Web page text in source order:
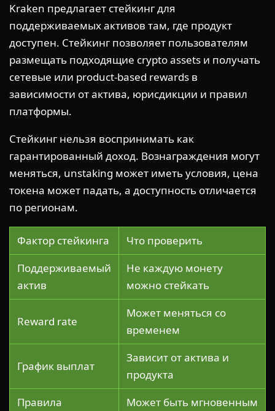
Kraken предлагает стейкинг для
поддерживаемых активов там, где продукт
доступен. Стейкинг позволяет пользователям
размещать подходящие crypto assets и получать
сетевые или product-based rewards в
зависимости от актива, юрисдикции и правил
платформы.
Стейкинг нельзя воспринимать как
гарантированный доход. Вознаграждения могут
меняться, unstaking может иметь условия, цена
токена может падать, а доступность отличается
по регионам.
Фактор стейкинга
Что проверить
Поддерживаемый
актив
Не каждую монету
можно стейкать
Reward rate
Может меняться со
временем
График выплат
Зависит от актива и
продукта
Правила
Может быть мгновенным